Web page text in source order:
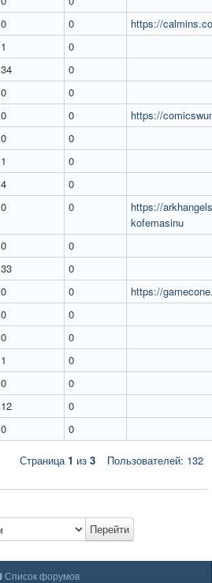
0 0
https://
1
0
34
0
0
0
0 0
https://
0
0
1
0
4
0
0 0
https://
kofemasinu
0
0
33
0
0 0
https://
0
0
0
0
1
0
0
0
12
0
0 0
Пользователей: 132
Страница1 из 3
Перейти
Список форумов